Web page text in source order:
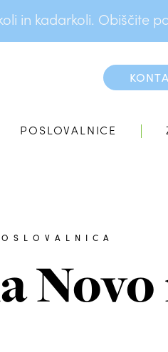
in kadarkoli. Obiščite
POSLOVALNICE